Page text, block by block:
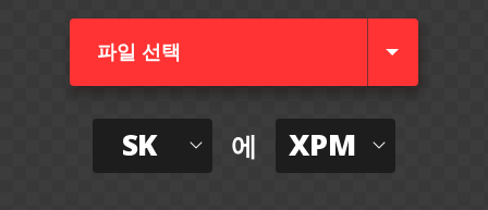
파일 선택
SK 에 XPM